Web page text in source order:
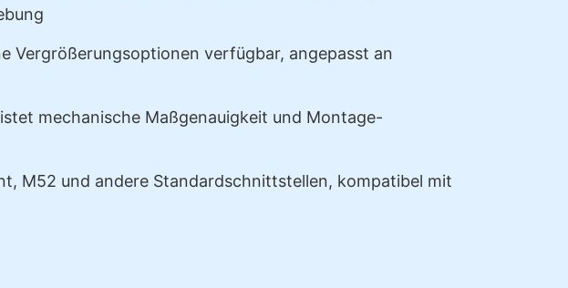
Vergrößerungsoptionen verfügbar, angepasst an
mechanische Maßgenauigkeit und Montage-
M52 und andere Standardschnittstellen, kompatibel mit